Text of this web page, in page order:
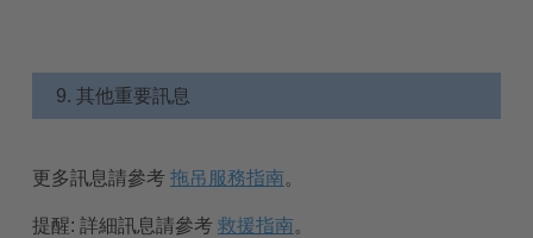
9. 其他重要訊息
更多訊息請參考 拖吊服務指南。
提醒: 詳細訊息請參考 救援指南。